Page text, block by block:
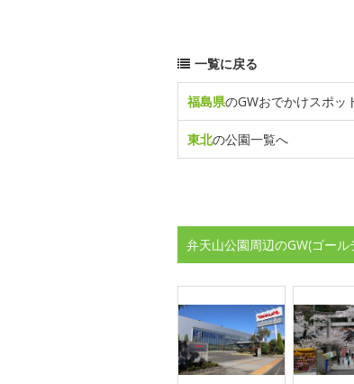
一覧に戻る
福島県のGWおでかけスポッ
東北の公園一覧へ
弁天山公園周辺のGW(ゴー